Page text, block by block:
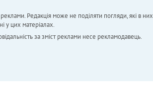
Редакція може не поділяти погляди, які в них
у цих матеріалах.
за зміст реклами несе рекламодавець.